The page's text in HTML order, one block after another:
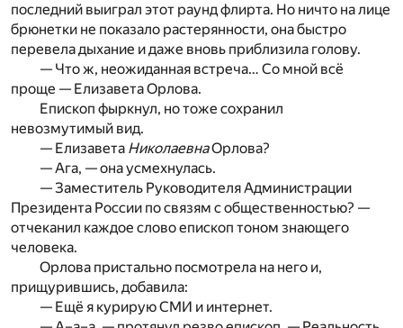
последний выиграл этот раунд флирта. Но ничто на лице
брюнетки не показало растерянности, она быстро
перевела дыхание и даже вновь приблизила голову.
— Что ж, неожиданная встреча… Со мной всё
проще — Елизавета Орлова.
Епископ фыркнул, но тоже сохранил
невозмутимый вид.
— Елизавета НиколаевнаОрлова?
— Ага, — она усмехнулась.
— Заместитель Руководителя Администрации
Президента России по связям с общественностью? —
отчеканил каждое слово епископ тоном знающего
человека.
Орлова пристально посмотрела на него и,
прищурившись, добавила:
— Ещё я курирую СМИ и интернет.